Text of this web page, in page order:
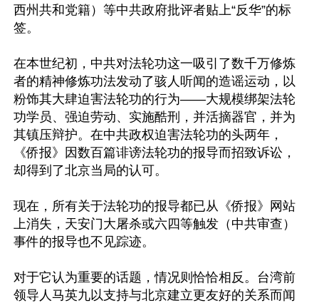
西州共和党籍）等中共政府批评者贴上“反华”的标
签。
在本世纪初，中共对法轮功这一吸引了数千万修炼
者的精神修炼功法发动了骇人听闻的造谣运动，以
粉饰其大肆迫害法轮功的行为——大规模绑架法轮
功学员、强迫劳动、实施酷刑，并活摘器官，并为
其镇压辩护。在中共政权迫害法轮功的头两年，
《侨报》因数百篇诽谤法轮功的报导而招致诉讼，
却得到了北京当局的认可。
现在，所有关于法轮功的报导都已从《侨报》网站
上消失，天安门大屠杀或六四等触发（中共审查）
事件的报导也不见踪迹。
对于它认为重要的话题，情况则恰恰相反。台湾前
领导人马英九以支持与北京建立更友好的关系而闻